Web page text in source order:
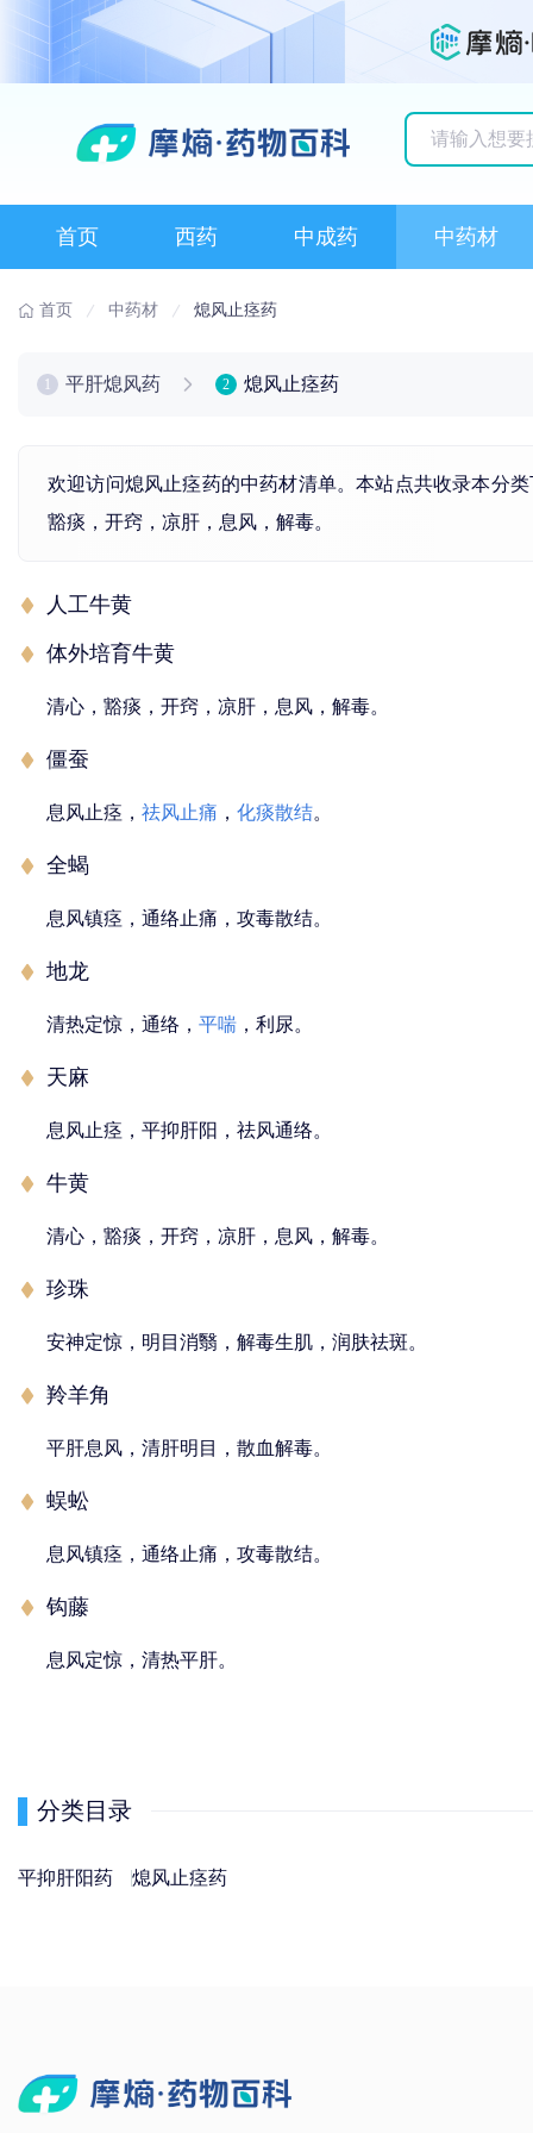
首页 西药 中成药 中药材
首页 中药材 熄风止痉药
平肝熄风药 2 熄风止痉药
欢迎访问熄风止痉药的中药材清单。本站点共收录本分
豁痰，开窍，凉肝，息风，解毒。
人工牛黄
体外培育牛黄
清心，豁痰，开窍，凉肝，息风，解毒。
僵蚕
息风止痉， 祛风止痛 ， 化痰散结。
全蝎
息风镇痉，通络止痛，攻毒散结。
地龙
清热定惊，通络， 平喘 ，利尿。
天麻
息风止痉，平抑肝阳，祛风通络。
牛黄
清心，豁痰，开窍，凉肝，息风，解毒。
珍珠
安神定惊，明目消翳，解毒生肌，润肤祛斑。
羚羊角
平肝息风，清肝明目，散血解毒。
蜈蚣
息风镇痉，通络止痛，攻毒散结。
钩藤
息风定惊，清热平肝。
分类目录
平抑肝阳药 熄风止痉药